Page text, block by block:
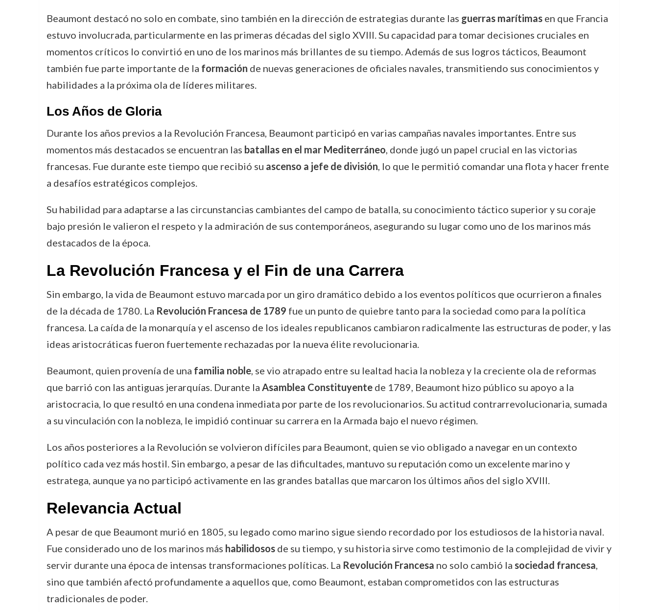
Beaumont destacó no solo en combate, sino también en la dirección de estrategias durante las guerras marítimasen que Francia
estuvo involucrada, particularmente en las primeras décadas del siglo XVIII. Su capacidad para tomar decisiones cruciales en
momentos críticos lo convirtió en uno de los marinos más brillantes de su tiempo. Además de sus logros tácticos, Beaumont
también fue parte importante de la formación de nuevas generaciones de oficiales navales, transmitiendo sus conocimientos y
habilidades a la próxima ola de líderes militares.
Los Años de Gloria
Durante los años previos a la Revolución Francesa, Beaumont participó en varias campañas navales importantes. Entre sus
momentos más destacados se encuentran las batallas en el mar Mediterráneo, donde jugó un papel crucial en las victorias
francesas. Fue durante este tiempo que recibió su ascenso a jefe de división, lo que le permitió comandar una flota y hacer frente
a desafíos estratégicos complejos.
Su habilidad para adaptarse a las circunstancias cambiantes del campo de batalla, su conocimiento táctico superior y su coraje
bajo presión le valieron el respeto y la admiración de sus contemporáneos, asegurando su lugar como uno de los marinos más
destacados de la época.
La Revolución Francesa y el Fin de una Carrera
Sin embargo, la vida de Beaumont estuvo marcada por un giro dramático debido a los eventos políticos que ocurrieron a finales
de la década de 1780. La Revolución Francesa de 1789 fue un punto de quiebre tanto para la sociedad como para la política
francesa. La caída de la monarquía y el ascenso de los ideales republicanos cambiaron radicalmente las estructuras de poder, y las
ideas aristocráticas fueron fuertemente rechazadas por la nueva élite revolucionaria.
Beaumont, quien provenía de una familia noble, se vio atrapado entre su lealtad hacia la nobleza y la creciente ola de reformas
que barrió con las antiguas jerarquías. Durante la Asamblea Constituyentede 1789, Beaumont hizo público su apoyo a la
aristocracia, lo que resultó en una condena inmediata por parte de los revolucionarios. Su actitud contrarrevolucionaria, sumada
a su vinculación con la nobleza, le impidió continuar su carrera en la Armada bajo el nuevo régimen.
Los años posteriores a la Revolución se volvieron difíciles para Beaumont, quien se vio obligado a navegar en un contexto
político cada vez más hostil. Sin embargo, a pesar de las dificultades, mantuvo su reputación como un excelente marino y
estratega, aunque ya no participó activamente en las grandes batallas que marcaron los últimos años del siglo XVIII.
Relevancia Actual
A pesar de que Beaumont murió en 1805, su legado como marino sigue siendo recordado por los estudiosos de la historia naval.
Fue considerado uno de los marinos más habilidososde su tiempo, y su historia sirve como testimonio de la complejidad de vivir y
servir durante una época de intensas transformaciones políticas. La Revolución Francesa no solo cambió la sociedad francesa,
sino que también afectó profundamente a aquellos que, como Beaumont, estaban comprometidos con las estructuras
tradicionales de poder.